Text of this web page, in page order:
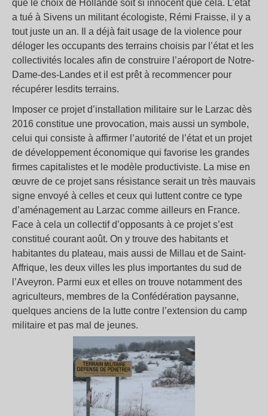
que le choix de Hollande soit si innocent que cela. L’état
a tué à Sivens un militant écologiste, Rémi Fraisse, il y a
tout juste un an. Il a déjà fait usage de la violence pour
déloger les occupants des terrains choisis par l’état et les
collectivités locales afin de construire l’aéroport de Notre-
Dame-des-Landes et il est prêt à recommencer pour
récupérer lesdits terrains.
Imposer ce projet d’installation militaire sur le Larzac dès
2016 constitue une provocation, mais aussi un symbole,
celui qui consiste à affirmer l’autorité de l’état et un projet
de développement économique qui favorise les grandes
firmes capitalistes et le modèle productiviste. La mise en
œuvre de ce projet sans résistance serait un très mauvais
signe envoyé à celles et ceux qui luttent contre ce type
d’aménagement au Larzac comme ailleurs en France.
Face à cela un collectif d’opposants à ce projet s’est
constitué courant août. On y trouve des habitants et
habitantes du plateau, mais aussi de Millau et de Saint-
Affrique, les deux villes les plus importantes du sud de
l’Aveyron. Parmi eux et elles on trouve notamment des
agriculteurs, membres de la Confédération paysanne,
quelques anciens de la lutte contre l’extension du camp
militaire et pas mal de jeunes.